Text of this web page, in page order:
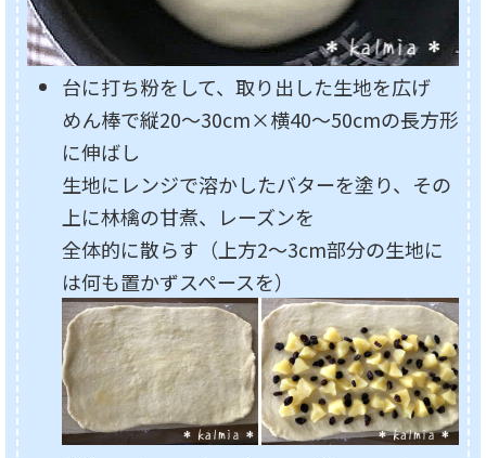
台に打ち粉をして、取り出した生地を広げ
めん棒で縦20～30cm×横40～50cmの長方形
に伸ばし
生地にレンジで溶かしたバターを塗り、その
上に林檎の甘煮、レーズンを
全体的に散らす（上方2～3cm部分の生地に
は何も置かずスペースを）